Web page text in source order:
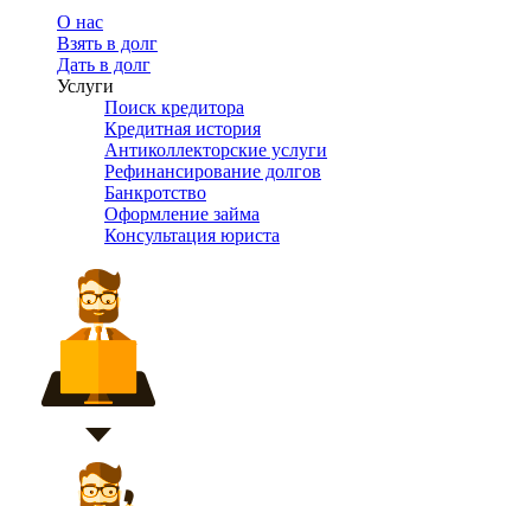
О нас
Взять в долг
Дать в долг
Услуги
Поиск кредитора
Кредитная история
Антиколлекторские услуги
Рефинансирование долгов
Банкротство
Оформление займа
Консультация юриста